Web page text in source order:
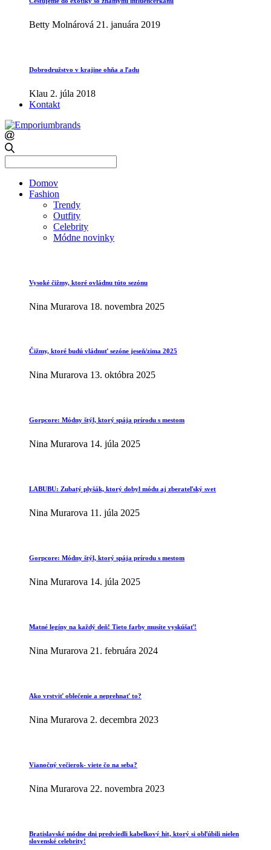
Betty Molnárová 21. januára 2019
Dobrodružstvo v krajine ohňa a ľadu
Klau 2. júla 2018
Kontakt
for:
Domov
Fashion
Trendy
Outfity
Celebrity
Módne novinky
Vysoké čižmy, ktoré ovládnu túto sezónu
Nina Murarova 18. novembra 2025
Čižmy, ktoré budú vládnuť sezóne jeseň/zima 2025
Nina Murarova 13. októbra 2025
Gorpcore: Módny štýl, ktorý spája prírodu s mestom
Nina Murarova 14. júla 2025
LABUBU: Zubatý plyšák, ktorý dobyl módu aj zberateľský svet
Nina Murarova 11. júla 2025
Gorpcore: Módny štýl, ktorý spája prírodu s mestom
Nina Murarova 14. júla 2025
Matné legíny na každý deň! Tieto farby musíte vyskúšať!
Nina Murarova 21. februára 2024
Ako vrstviť oblečenie a neprehnať to?
Nina Murarova 2. decembra 2023
Vianočný večierok- viete čo na seba?
Nina Murarova 22. novembra 2023
Bratislavské módne dni predviedli kabelkový hit, ktorý si obľúbili nielen
slovenské celebrity!